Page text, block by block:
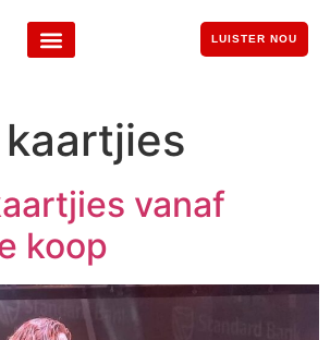
LUISTER NOU
kaartjies
vanaf
koop